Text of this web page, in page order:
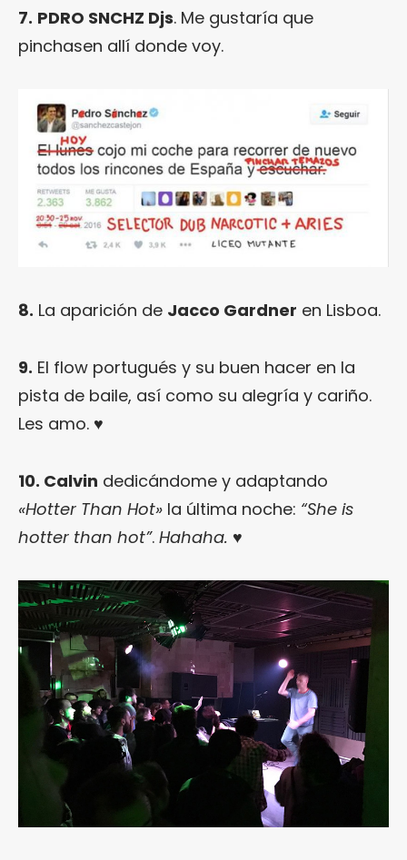
7. PDRO SNCHZ Djs. Me gustaría que
pinchasen allí donde voy.
8. La aparición de Jacco Gardner en Lisboa.
9. El flow portugués y su buen hacer en la
pista de baile, así como su alegría y cariño.
Les amo. ♥
10. Calvin dedicándome y adaptando
«Hotter Than Hot» la última noche: “She is
hotter than hot”. Hahaha. ♥